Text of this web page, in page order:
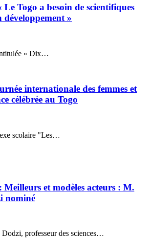
Togo a besoin de scientifiques
développement »
« Dix…
internationale des femmes et
célébrée au Togo
scolaire "Les…
Meilleurs et modèles acteurs : M.
nominé
professeur des sciences…